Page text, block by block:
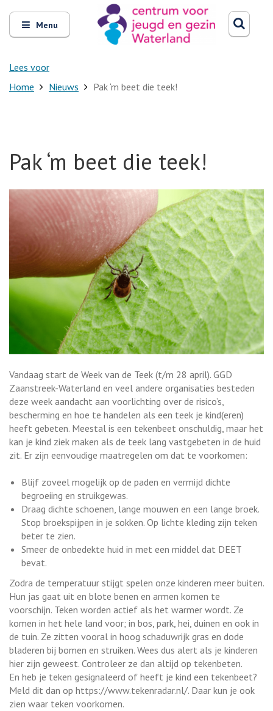
Open
en
sluit
Menu
Lees voor
Zoeken
Home Nieuws Pak ‘m beet die teek!
Pak ‘m beet die teek!
Vandaag start de Week van de Teek (t/m 28 april). GGD
Zaanstreek-Waterland en veel andere organisaties besteden
deze week aandacht aan voorlichting over de risico’s,
bescherming en hoe te handelen als een teek je kind(eren)
heeft gebeten. Meestal is een tekenbeet onschuldig, maar het
kan je kind ziek maken als de teek lang vastgebeten in de huid
zit. Er zijn eenvoudige maatregelen om dat te voorkomen:
Blijf zoveel mogelijk op de paden en vermijd dichte
begroeiing en struikgewas.
Draag dichte schoenen, lange mouwen en een lange broek.
Stop broekspijpen in je sokken. Op lichte kleding zijn teken
beter te zien.
Smeer de onbedekte huid in met een middel dat DEET
bevat.
Zodra de temperatuur stijgt spelen onze kinderen meer buiten.
Hun jas gaat uit en blote benen en armen komen te
voorschijn. Teken worden actief als het warmer wordt. Ze
komen in het hele land voor; in bos, park, hei, duinen en ook in
de tuin. Ze zitten vooral in hoog schaduwrijk gras en dode
bladeren bij bomen en struiken. Wees dus alert als je kinderen
hier zijn geweest. Controleer ze dan altijd op tekenbeten.
En heb je teken gesignaleerd of heeft je kind een tekenbeet?
Meld dit dan op https://www.tekenradar.nl/. Daar kun je ook
zien waar teken voorkomen.